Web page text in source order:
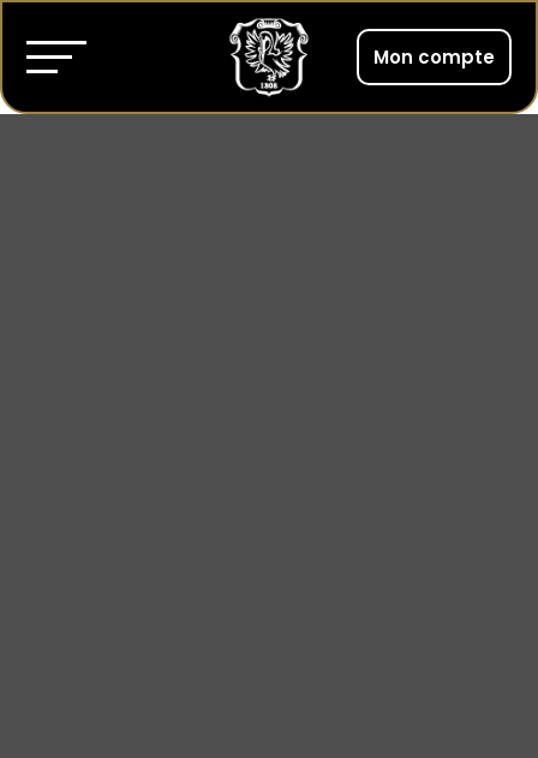
Mon compte